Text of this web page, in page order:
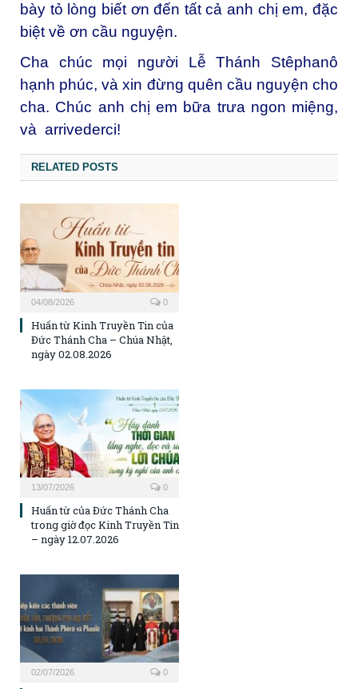
bày tỏ lòng biết ơn đến tất cả anh chị em, đặc
biệt về ơn cầu nguyện.
Cha chúc mọi người Lễ Thánh Stêphanô
hạnh phúc, và xin đừng quên cầu nguyện cho
cha. Chúc anh chị em bữa trưa ngon miệng,
và arrivederci!
RELATED POSTS
04/08/2026 0
Huấn từ Kinh Truyền Tin của
Đức Thánh Cha – Chúa Nhật,
ngày 02.08.2026
13/07/2026 0
Huấn từ của Đức Thánh Cha
trong giờ đọc Kinh Truyền Tin
– ngày 12.07.2026
02/07/2026 0